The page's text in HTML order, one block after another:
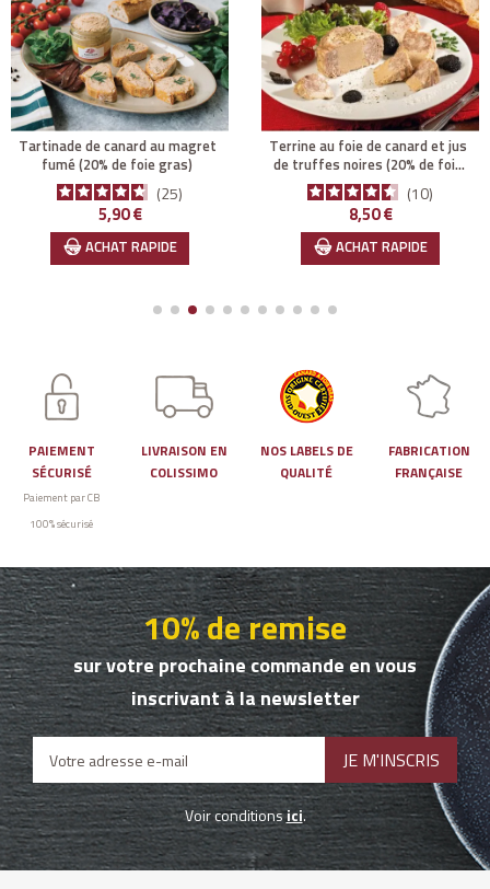
tartinade de canard au magret
fumé (20% de foie gras)
25
Prix
5,90 €
ACHAT RAPIDE
terrine au foie de canard et jus
de truffes noires (20% de foie
gras)
10
Prix
8,50 €
ACHAT RAPIDE
PAIEMENT
SÉCURISÉ
Paiement par CB
100% sécurisé
LIVRAISON EN
COLISSIMO
NOS LABELS DE
QUALITÉ
FABRICATION
FRANÇAISE
10% de remise
sur votre prochaine commande en vous
inscrivant à la newsletter
Voir conditionsici.